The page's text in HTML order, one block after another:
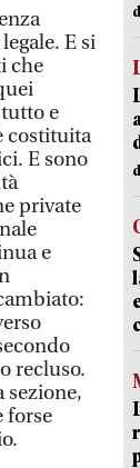
E si
che
e
costituita
E sono
private
e
recluso.
sezione,
forse